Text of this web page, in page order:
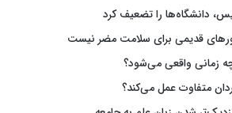
دانشگاه‌ها را تضعیف کرد
قدیمی برای سلامت مضر نیست
زمانی واقعی می‌شود؟
متفاوت عمل می‌کند؟